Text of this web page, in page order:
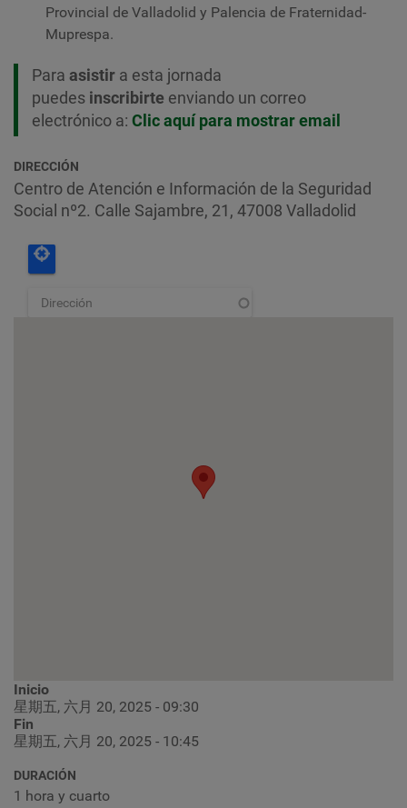
Provincial de Valladolid y Palencia de Fraternidad-
Muprespa.
Para asistir a esta jornada
puedes inscribirte enviando un correo
electrónico a: Clic aquí para mostrar email
DIRECCIÓN
Centro de Atención e Información de la Seguridad
Social nº2. Calle Sajambre, 21, 47008 Valladolid
Inicio
星期五, 六月 20, 2025 - 09:30
Fin
星期五, 六月 20, 2025 - 10:45
DURACIÓN
1 hora y cuarto